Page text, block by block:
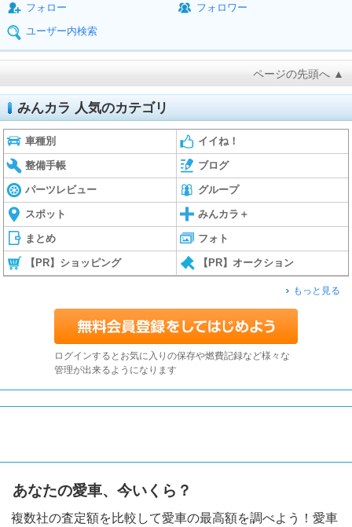
フォロー
フォロワー
ユーザー内検索
ページの先頭へ ▲
みんカラ 人気のカテゴリ
車種別 イイね！
整備手帳 ブログ
パーツレビュー グループ
スポット みんカラ＋
まとめ フォト
【PR】ショッピング 【PR】オークション
もっと見る
ログインするとお気に入りの保存や燃費記録など様々な
管理が出来るようになります
あなたの愛車、今いくら？
複数社の査定額を比較して愛車の最高額を調べよう！愛車